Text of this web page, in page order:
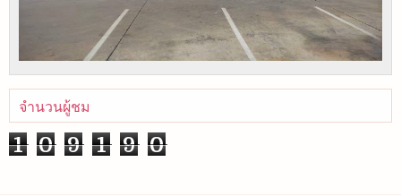
จำนวนผู้ชม
1 0 9 1 9 0